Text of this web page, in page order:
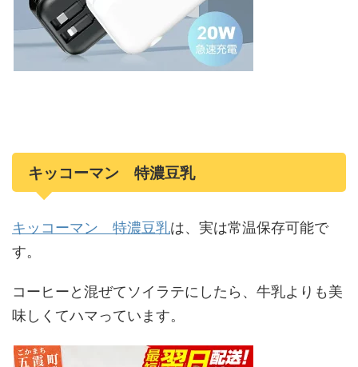
キッコーマン 特濃豆乳
キッコーマン 特濃豆乳は、実は常温保存可能で
す。
コーヒーと混ぜてソイラテにしたら、牛乳よりも美
味しくてハマっています。